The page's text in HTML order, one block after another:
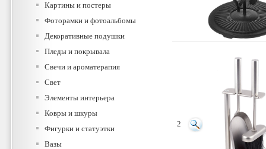
Картины и постеры
Фоторамки и фотоальбомы
Декоративные подушки
Пледы и покрывала
Свечи и ароматерапия
Свет
Элементы интерьера
Ковры и шкуры
Фигурки и статуэтки
Вазы
2